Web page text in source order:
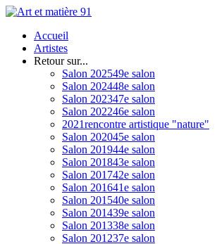
Accueil
Artistes
Retour sur...
Salon 202549e salon
Salon 202448e salon
Salon 202347e salon
Salon 202246e salon
2021rencontre artistique "nature"
Salon 202045e salon
Salon 201944e salon
Salon 201843e salon
Salon 201742e salon
Salon 201641e salon
Salon 201540e salon
Salon 201439e salon
Salon 201338e salon
Salon 201237e salon